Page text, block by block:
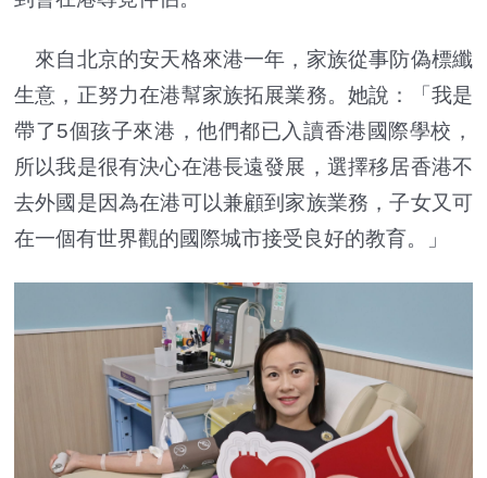
來自北京的安天格來港一年，家族從事防偽標纖
生意，正努力在港幫家族拓展業務。她說：「我是
帶了5個孩子來港，他們都已入讀香港國際學校，
所以我是很有決心在港長遠發展，選擇移居香港不
去外國是因為在港可以兼顧到家族業務，子女又可
在一個有世界觀的國際城市接受良好的教育。」